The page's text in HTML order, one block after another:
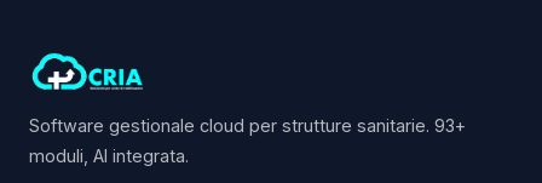
Software gestionale cloud per strutture sanitarie. 93+
moduli, AI integrata.